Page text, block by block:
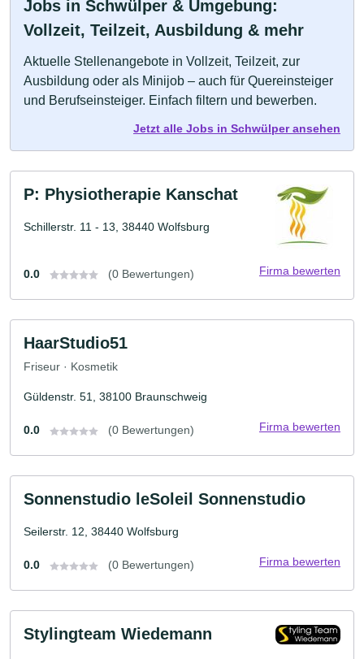
Jobs in Schwülper & Umgebung:
Vollzeit, Teilzeit, Ausbildung & mehr
Aktuelle Stellenangebote in Vollzeit, Teilzeit, zur
Ausbildung oder als Minijob – auch für Quereinsteiger
und Berufseinsteiger. Einfach filtern und bewerben.
Jetzt alle Jobs in Schwülper ansehen
P: Physiotherapie Kanschat
Schillerstr. 11 - 13, 38440 Wolfsburg
0.0 (0 Bewertungen) Firma bewerten
HaarStudio51
Friseur · Kosmetik
Güldenstr. 51, 38100 Braunschweig
0.0 (0 Bewertungen) Firma bewerten
Sonnenstudio leSoleil Sonnenstudio
Seilerstr. 12, 38440 Wolfsburg
0.0 (0 Bewertungen) Firma bewerten
Stylingteam Wiedemann